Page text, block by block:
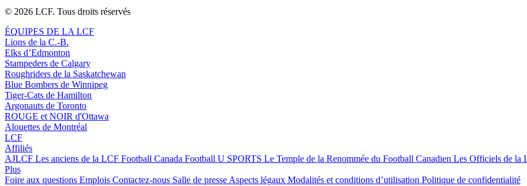
© 2026 LCF. Tous droits réservés
ÉQUIPES DE LA LCF
Lions de la C.-B.
Elks d’Edmonton
Stampeders de Calgary
Roughriders de la Saskatchewan
Blue Bombers de Winnipeg
Tiger-Cats de Hamilton
Argonauts de Toronto
ROUGE et NOIR d'Ottawa
Alouettes de Montréal
LCF
Affiliés
AJLCF Les anciens de la LCF Football Canada Football U SPORTS Le Temple de la Renommée du Football Canadien Les Officiels de la
Plus
Foire aux questions Emplois Contactez-nous Salle de presseAspects légaux Modalités et conditions d’utilisation Politique de confidentialité